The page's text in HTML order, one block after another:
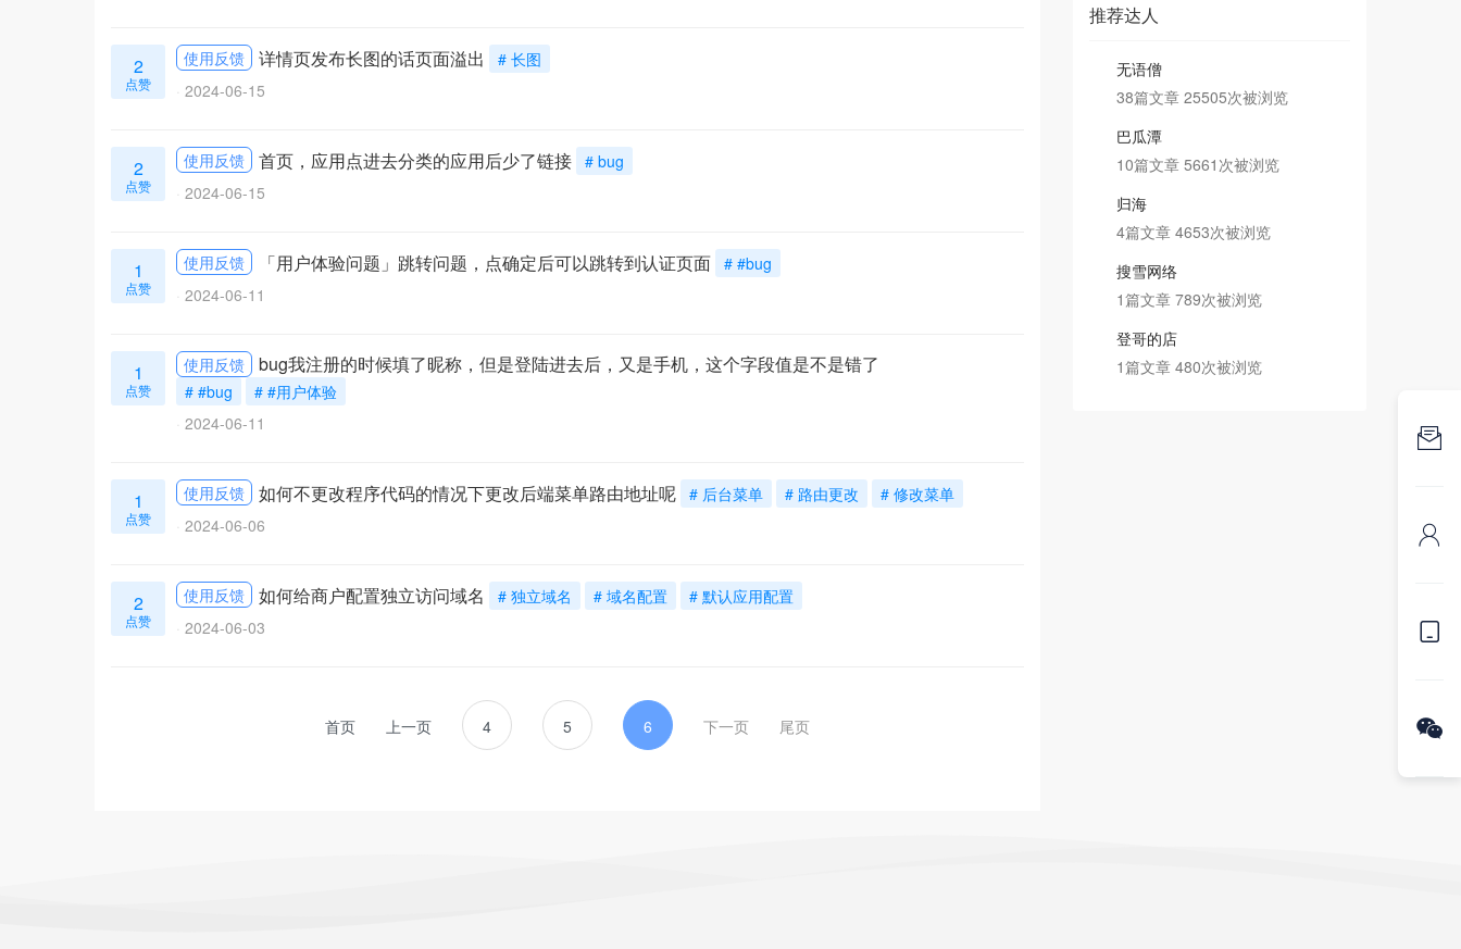
2
点赞
使用反馈 详情页发布长图的话页面溢出
# 长图
2024-06-15
2
点赞
使用反馈 首页，应用点进去分类的应用后少了链接 # bug
2024-06-15
1
点赞
使用反馈 「用户体验问题」跳转问题，点确定后可以跳转到认证页面 # #bug
2024-06-11
1
点赞
使用反馈 bug我注册的时候填了昵称，但是登陆进去后，又是手机，这个字段值是不是错了
# #bug
# #用户体验
2024-06-11
1
点赞
使用反馈 如何不更改程序代码的情况下更改后端菜单路由地址呢 # 后台菜单 # 路由更改
# 修改菜单
2024-06-06
2
点赞
使用反馈 如何给商户配置独立访问域名 # 独立域名 # 域名配置
# 默认应用配置
2024-06-03
首页 上一页 4 5 6 下一页 尾页
推荐达人
无语僧
38篇文章 25505次被浏览
巴瓜潭
10篇文章 5661次被浏览
归海
4篇文章 4653次被浏览
搜雪网络
1篇文章 789次被浏览
登哥的店
1篇文章 480次被浏览



